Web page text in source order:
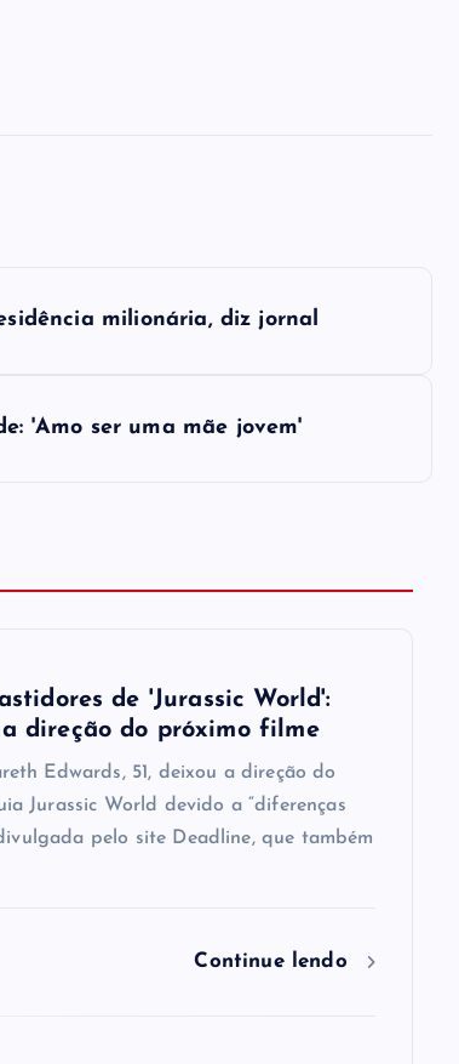
milionária, diz jornal
'Amo ser uma mãe jovem'
de 'Jurassic World':
direção do próximo filme
Edwards, 51, deixou a direção do
Jurassic World devido a “diferenças
pelo site Deadline, que também
Continue lendo